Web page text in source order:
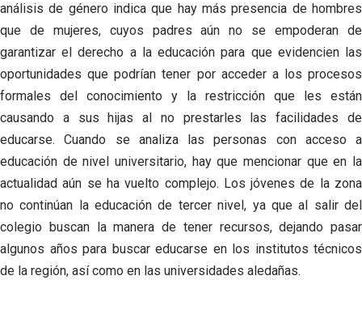
análisis de género indica que hay más presencia de hombres
que de mujeres, cuyos padres aún no se empoderan de
garantizar el derecho a la educación para que evidencien las
oportunidades que podrían tener por acceder a los procesos
formales del conocimiento y la restricción que les están
causando a sus hijas al no prestarles lasfacilidades de
educarse.Cuando se analiza las personas con acceso a
educación de nivel universitario, hay que mencionar que en la
actualidad aún se ha vuelto complejo. Los jóvenes de la zona
nocontinúan la educación de tercer nivel, ya que al salir del
colegio buscan la manera de tener recursos, dejando pasar
algunos años para buscar educarse en los institutos técnicos
de la región, así como en las universidades aledañas.